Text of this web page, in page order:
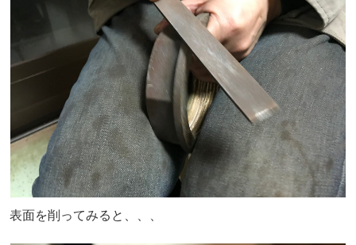
表面を削ってみると、、、